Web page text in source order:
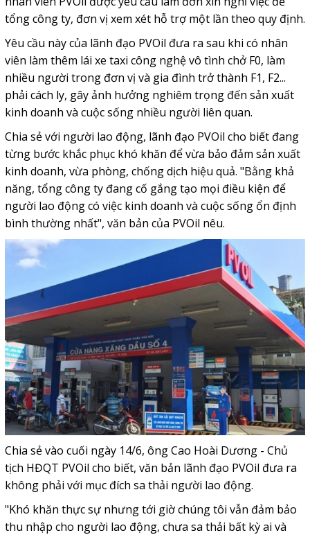
tổng công ty, đơn vị xem xét hỗ trợ một lần theo quy định.
Yêu cầu này của lãnh đạo PVOil đưa ra sau khi có nhân
viên làm thêm lái xe taxi công nghệ vô tình chở F0, làm
nhiều người trong đơn vị và gia đình trở thành F1, F2...
phải cách ly, gây ảnh hưởng nghiêm trọng đến sản xuất
kinh doanh và cuộc sống nhiều người liên quan.
Chia sẻ với người lao động, lãnh đạo PVOil cho biết đang
từng bước khắc phục khó khăn để vừa bảo đảm sản xuất
kinh doanh, vừa phòng, chống dịch hiệu quả. "Bằng khả
năng, tổng công ty đang cố gắng tạo mọi điều kiện để
người lao động có việc kinh doanh và cuộc sống ổn định
bình thường nhất", văn bản của PVOil nêu.
Chia sẻ vào cuối ngày 14/6, ông Cao Hoài Dương - Chủ
tịch HĐQT PVOil cho biết, văn bản lãnh đạo PVOil đưa ra
không phải với mục đích sa thải người lao động.
"Khó khăn thực sự nhưng tới giờ chúng tôi vẫn đảm bảo
thu nhập cho người lao động, chưa sa thải bất kỳ ai và